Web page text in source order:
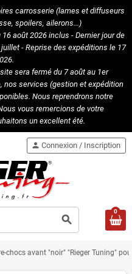
carrosserie (lames et diffuseurs
spoilers, ailerons...)
août 2026 inclus - Dernier jour de
- Reprise des expéditions le 17
sera fermé du 7 août au 1er
nos services (gestion et expédition
Nous reprendrons notre
vous remercions de votre
un excellent été.
search
person Connexion / Inscription
0
chocs avant "noir" "Rieger Tuning"